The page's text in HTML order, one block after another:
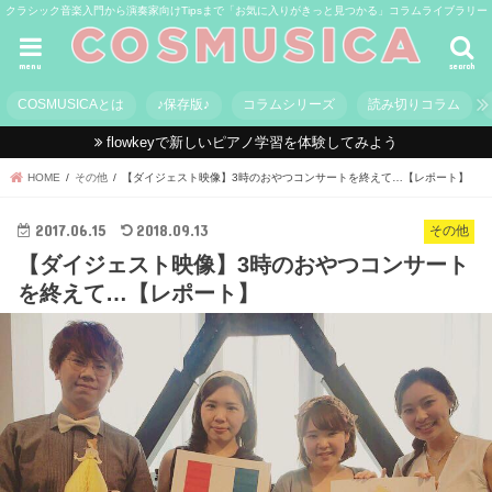
クラシック音楽入門から演奏家向けTipsまで「お気に入りがきっと見つかる」コラムライブラリー
search
menu
COSMUSICAとは ♪保存版♪ コラムシリーズ 読み切りコラム
flowkeyで新しいピアノ学習を体験してみよう
HOME その他 【ダイジェスト映像】3時のおやつコンサートを終えて…【レポート】
その他
2017.06.15 2018.09.13
【ダイジェスト映像】3時のおやつコンサート
を終えて…【レポート】